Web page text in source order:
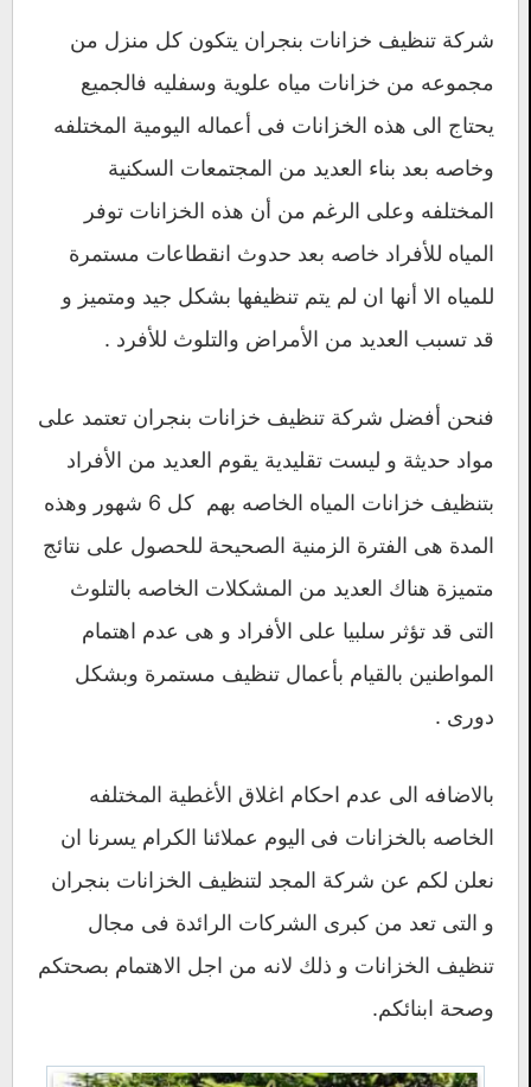
شركة تنظيف خزانات بنجران يتكون كل منزل من
مجموعه من خزانات مياه علوية وسفليه فالجميع
يحتاج الى هذه الخزانات فى أعماله اليومية المختلفه
وخاصه بعد بناء العديد من المجتمعات السكنية
المختلفه وعلى الرغم من أن هذه الخزانات توفر
المياه للأفراد خاصه بعد حدوث انقطاعات مستمرة
للمياه الا أنها ان لم يتم تنظيفها بشكل جيد ومتميز و
قد تسبب العديد من الأمراض والتلوث للأفرد .
فنحن أفضل شركة تنظيف خزانات بنجران تعتمد على
مواد حديثة و ليست تقليدية يقوم العديد من الأفراد
بتنظيف خزانات المياه الخاصه بهم كل 6 شهور وهذه
المدة هى الفترة الزمنية الصحيحة للحصول على نتائج
متميزة هناك العديد من المشكلات الخاصه بالتلوث
التى قد تؤثر سلبيا على الأفراد و هى عدم اهتمام
المواطنين بالقيام بأعمال تنظيف مستمرة وبشكل
دورى .
بالاضافه الى عدم احكام اغلاق الأغطية المختلفه
الخاصه بالخزانات فى اليوم عملائنا الكرام يسرنا ان
نعلن لكم عن شركة المجد لتنظيف الخزانات بنجران
و التى تعد من كبرى الشركات الرائدة فى مجال
تنظيف الخزانات و ذلك لانه من اجل الاهتمام بصحتكم
وصحة ابنائكم.